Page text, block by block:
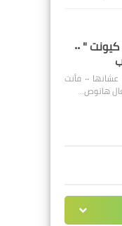
إحترس من وهم يسمى " كيونت " ٠٠
بقلم : زكى عرفه ‎إذا ما كانش عندك حاجه تموت عشانها ٠٠ فأنت